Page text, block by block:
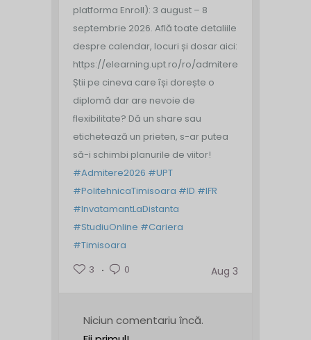
platforma Enroll): 3 august – 8
septembrie 2026. Află toate detaliile
despre calendar, locuri și dosar aici:
https://elearning.upt.ro/ro/admitere/
Știi pe cineva care își dorește o
diplomă dar are nevoie de
flexibilitate? Dă un share sau
etichetează un prieten, s-ar putea
să-i schimbi planurile de viitor!
#Admitere2026 #UPT
#PolitehnicaTimisoara #ID #IFR
#InvatamantLaDistanta
#StudiuOnline #Cariera
#Timisoara
3
0 Aug 3
Niciun comentariu încă.